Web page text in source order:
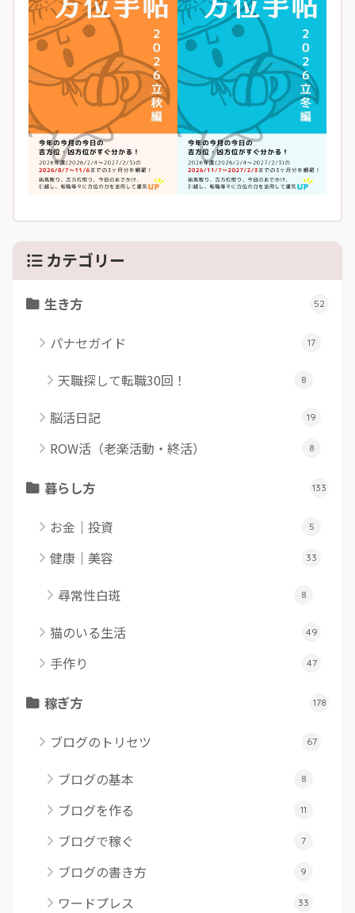
カテゴリー
生き方 52
パナセガイド 17
天職探して転職30回！ 8
脳活日記 19
ROW活（老楽活動・終活） 8
暮らし方 133
お金｜投資 5
健康｜美容 33
尋常性白斑 8
猫のいる生活 49
手作り 47
稼ぎ方 178
ブログのトリセツ 67
ブログの基本 8
ブログを作る 11
ブログで稼ぐ 7
ブログの書き方 9
ワードプレス 33